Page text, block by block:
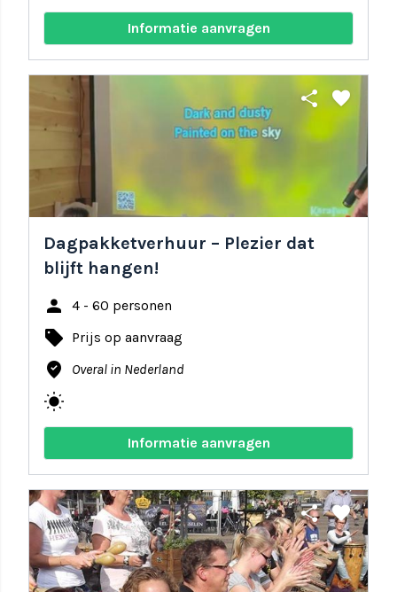
Informatie aanvragen
share favorite
Dagpakketverhuur – Plezier dat
blijft hangen!
person 4 - 60 personen
local_offer Prijs op aanvraag
where_to_vote Overal in Nederland
wb_sunny
Informatie aanvragen
share favorite